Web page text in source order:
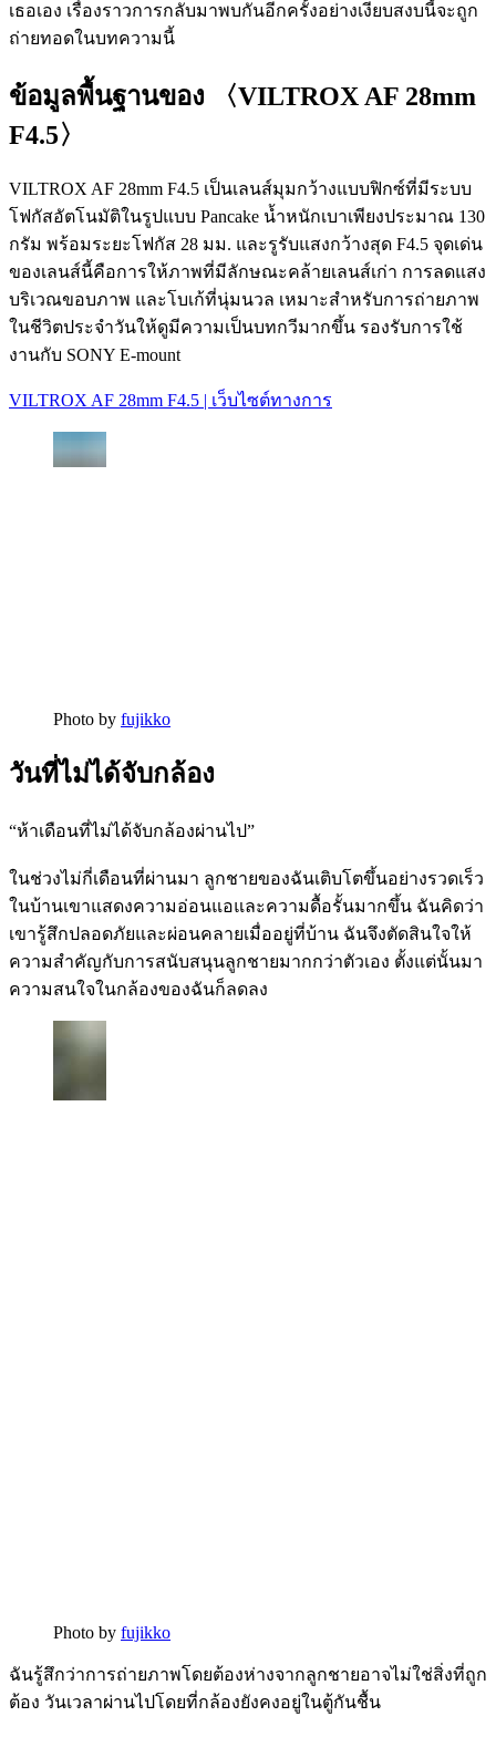
เธอเอง เรื่องราวการกลับมาพบกันอีกครั้งอย่างเงียบสงบนี้จะถูก
ถ่ายทอดในบทความนี้
ข้อมูลพื้นฐานของ 〈VILTROX AF 28mm
F4.5〉
VILTROX AF 28mm F4.5 เป็นเลนส์มุมกว้างแบบฟิกซ์ที่มีระบบ
โฟกัสอัตโนมัติในรูปแบบ Pancake น้ำหนักเบาเพียงประมาณ 130
กรัม พร้อมระยะโฟกัส 28 มม. และรูรับแสงกว้างสุด F4.5 จุดเด่น
ของเลนส์นี้คือการให้ภาพที่มีลักษณะคล้ายเลนส์เก่า การลดแสง
บริเวณขอบภาพ และโบเก้ที่นุ่มนวล เหมาะสำหรับการถ่ายภาพ
ในชีวิตประจำวันให้ดูมีความเป็นบทกวีมากขึ้น รองรับการใช้
งานกับ SONY E-mount
VILTROX AF 28mm F4.5 | เว็บไซต์ทางการ
Photo by fujikko
วันที่ไม่ได้จับกล้อง
“ห้าเดือนที่ไม่ได้จับกล้องผ่านไป”
ในช่วงไม่กี่เดือนที่ผ่านมา ลูกชายของฉันเติบโตขึ้นอย่างรวดเร็ว
ในบ้านเขาแสดงความอ่อนแอและความดื้อรั้นมากขึ้น ฉันคิดว่า
เขารู้สึกปลอดภัยและผ่อนคลายเมื่ออยู่ที่บ้าน ฉันจึงตัดสินใจให้
ความสำคัญกับการสนับสนุนลูกชายมากกว่าตัวเอง ตั้งแต่นั้นมา
ความสนใจในกล้องของฉันก็ลดลง
Photo by fujikko
ฉันรู้สึกว่าการถ่ายภาพโดยต้องห่างจากลูกชายอาจไม่ใช่สิ่งที่ถูก
ต้อง วันเวลาผ่านไปโดยที่กล้องยังคงอยู่ในตู้กันชื้น